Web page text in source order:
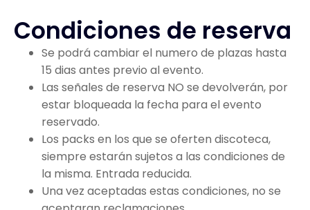
Condiciones de reserva
Se podrá cambiar el numero de plazas hasta
15 dias antes previo al evento.
Las señales de reserva NO se devolverán, por
estar bloqueada la fecha para el evento
reservado.
Los packs en los que se oferten discoteca,
siempre estarán sujetos a las condiciones de
la misma. Entrada reducida.
Una vez aceptadas estas condiciones, no se